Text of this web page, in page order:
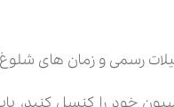
رسمی و زمان های